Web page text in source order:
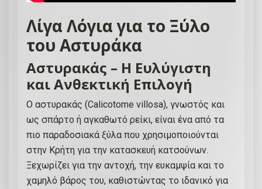
Λίγα Λόγια για το Ξύλο
του Αστυράκα
Αστυρακάς – Η Ευλύγιστη
και Ανθεκτική Επιλογή
Ο αστυρακάς (Calicotome villosa), γνωστός και
ως σπάρτο ή αγκαθωτό ρείκι, είναι ένα από τα
πιο παραδοσιακά ξύλα που χρησιμοποιούνται
στην Κρήτη για την κατασκευή κατσούνων.
Ξεχωρίζει για την αντοχή, την ευκαμψία και το
χαμηλό βάρος του, καθιστώντας το ιδανικό για